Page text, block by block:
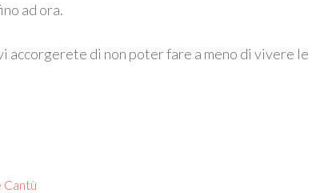
ad ora.
accorgerete di non poter fare a meno di vivere le
Cantù